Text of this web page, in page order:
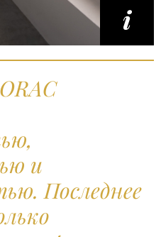
и
Последнее